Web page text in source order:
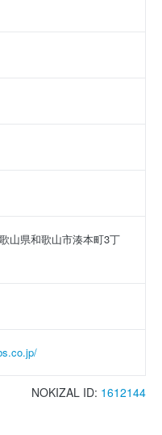
山県和歌山市湊本町3丁
NOKIZAL ID: 1612144